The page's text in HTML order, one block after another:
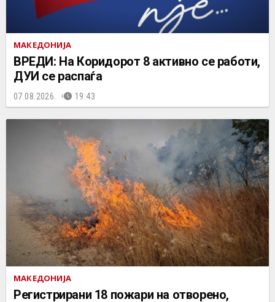
МАКЕДОНИЈА
ВРЕДИ: На Коридорот 8 активно се работи,
ДУИ се распаѓа
07.08.2026. 19:43
МАКЕДОНИЈА
Регистрирани 18 пожари на отворено,